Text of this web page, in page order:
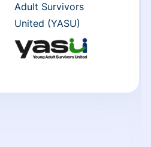
Adult Survivors
United (YASU)